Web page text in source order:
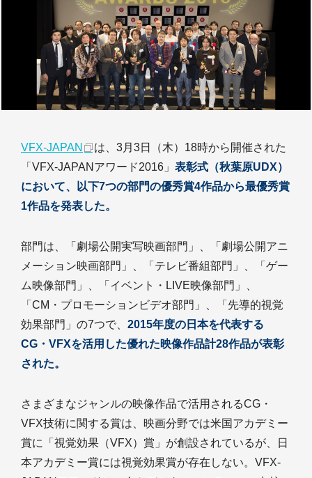
VFX-JAPAN
は、3月3日（木）18時から開催された
「VFX-JAPANアワード2016」 表彰式（秋葉原UDX）
において、以下7つの部門の優秀賞4作品から最優秀賞
1作品を発表した。
部門は、「劇場公開実写映画部門」、「劇場公開アニ
メーション映画部門」、「テレビ番組部門」、「ゲー
ム映像部門」、「イベント・LIVE映像部門」、
「CM・プロモーションビデオ部門」、「先導的視覚
効果部門」の7つで、 2015年度の日本を代表する
CG・VFXを活用した優れた映像作品計28作品が表彰
された。
さまざまなジャンルの映像作品で活用されるCG・
VFX技術に関する賞は、映画分野では米国アカデミー
賞に「視覚効果（VFX）賞」が創設されているが、日
本アカデミー賞には視覚効果賞が存在しない。VFX-